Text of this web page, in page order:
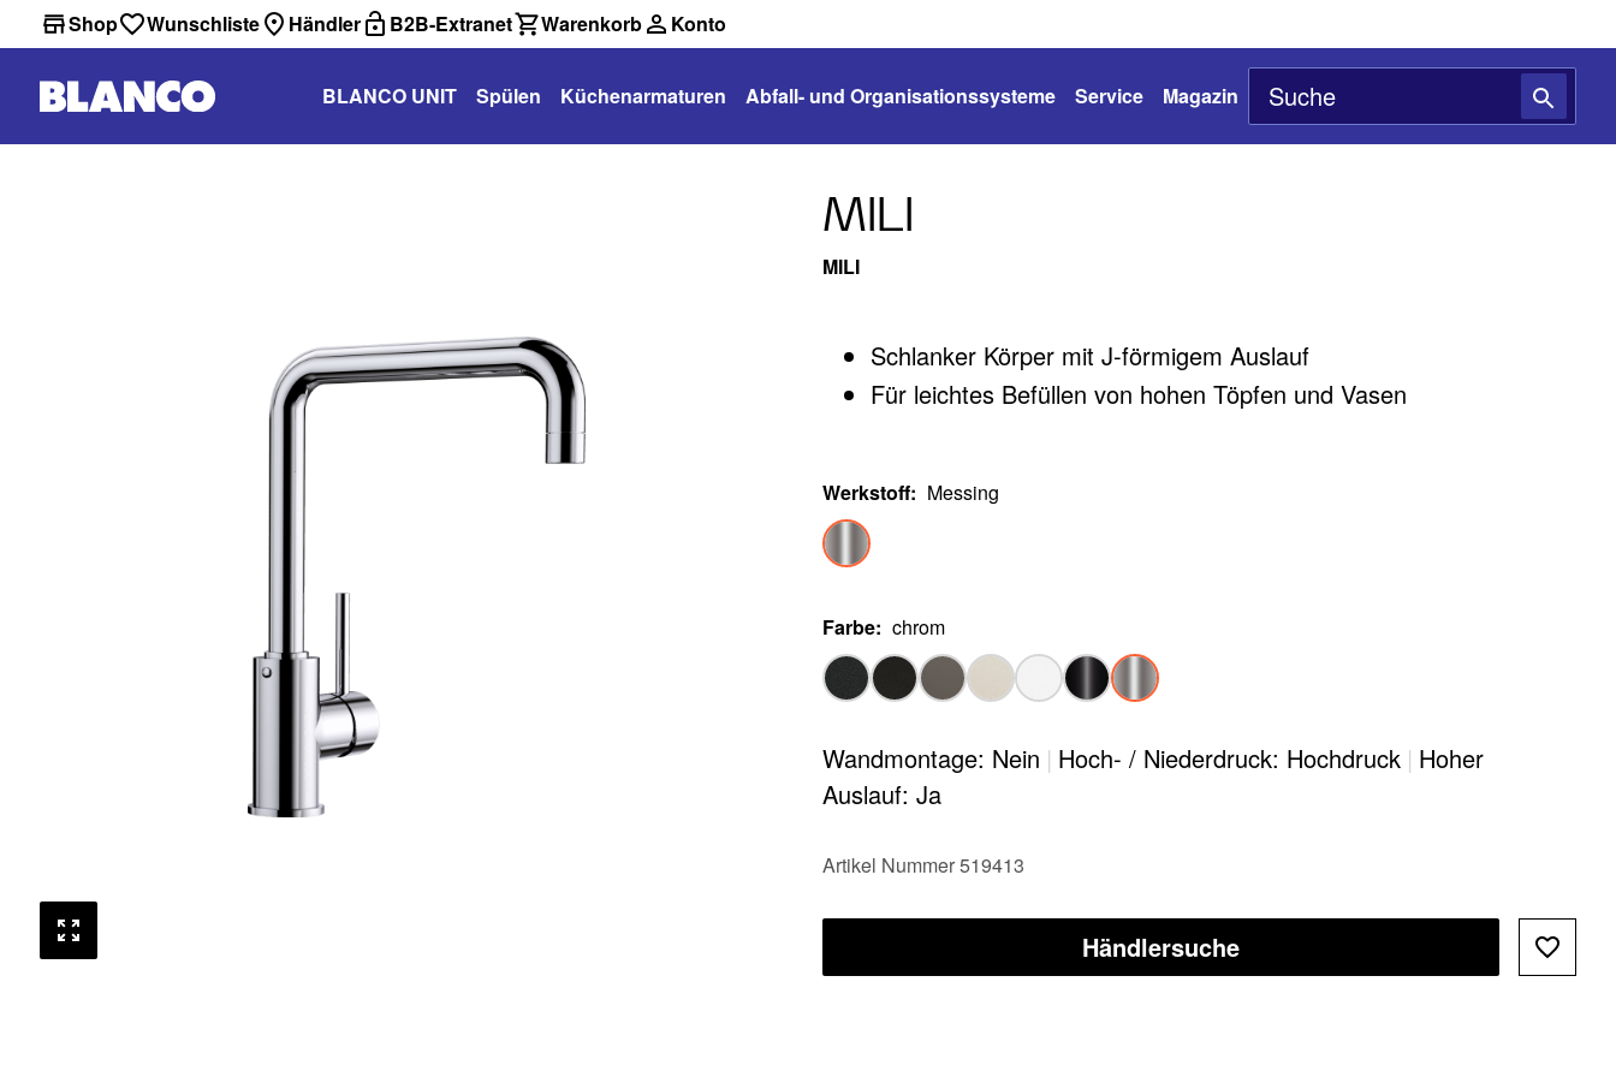
Shop Wunschliste Händler B2B-Extranet Warenkorb Konto
BLANCO UNIT Spülen Küchenarmaturen Abfall- und Organisationssysteme Service Magazin
MILI
MILI
Schlanker Körper mit J-förmigem Auslauf
Für leichtes Befüllen von hohen Töpfen und Vasen
Werkstoff: Messing
Farbe: chrom
Wandmontage: Nein | Hoch- / Niederdruck: Hochdruck | Hoher
Auslauf: Ja
Artikel Nummer 519413
Händlersuche